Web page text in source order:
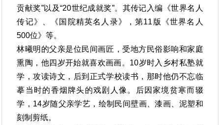
贡献奖”以及“20世纪成就奖”。其传记入编《世界名人
传记》、《国院精英名人录》，第11版《世界名人
500位》等。
林曦明的父亲是位民间画匠，受地方民俗影响和家庭
熏陶，他四岁开始就喜欢画画。10岁时入乡村私塾就
学，攻读诗文，后到正式学校读书，那时他仍不忘临
摹当时的香烟牌头的戏剧人像。后因家境贫寒而辍
学，14岁随父亲学艺，绘制民间壁画、漆画、泥塑和
刻制剪纸。